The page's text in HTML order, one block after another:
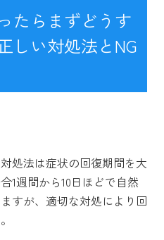
たらまずどうす
しい対処法とNG
処法は症状の回復期間を大
1週間から10日ほどで自然
すが、適切な対処により回